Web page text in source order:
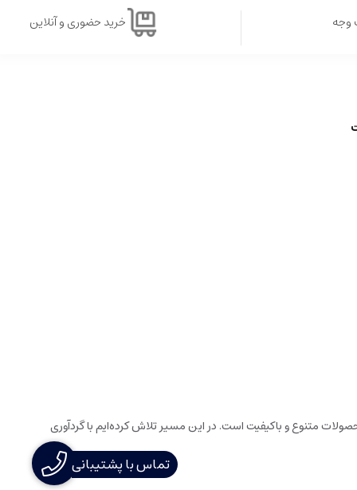
وجه خرید حضوری و آنلاین
متنوع و باکیفیت است. در این مسیر تلاش کرده‌ایم با گردآوری
تماس با پشتیبانی